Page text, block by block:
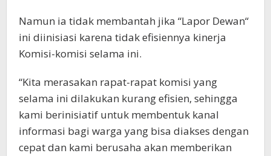
Namun ia tidak membantah jika “Lapor Dewan“
ini diinisiasi karena tidak efisiennya kinerja
Komisi-komisi selama ini.
“Kita merasakan rapat-rapat komisi yang
selama ini dilakukan kurang efisien, sehingga
kami berinisiatif untuk membentuk kanal
informasi bagi warga yang bisa diakses dengan
cepat dan kami berusaha akan memberikan